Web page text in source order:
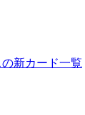
新カード一覧